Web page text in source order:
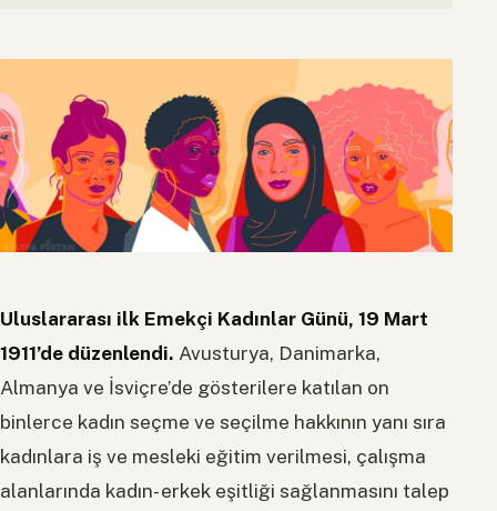
Uluslararası ilk Emekçi Kadınlar Günü, 19 Mart
1911’de düzenlendi. Avusturya, Danimarka,
Almanya ve İsviçre’de gösterilere katılan on
binlerce kadın seçme ve seçilme hakkının yanı sıra
kadınlara iş ve mesleki eğitim verilmesi, çalışma
alanlarında kadın- erkek eşitliği sağlanmasını talep